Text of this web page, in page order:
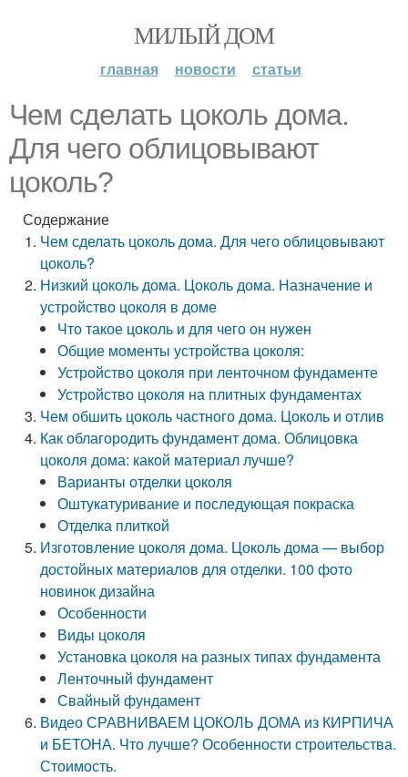
МИЛЫЙ ДОМ
главная новости статьи
Чем сделать цоколь дома.
Для чего облицовывают
цоколь?
Содержание
Чем сделать цоколь дома. Для чего облицовывают
цоколь?
Низкий цоколь дома. Цоколь дома. Назначение и
устройство цоколя в доме
Что такое цоколь и для чего он нужен
Общие моменты устройства цоколя:
Устройство цоколя при ленточном фундаменте
Устройство цоколя на плитных фундаментах
Чем обшить цоколь частного дома. Цоколь и отлив
Как облагородить фундамент дома. Облицовка
цоколя дома: какой материал лучше?
Варианты отделки цоколя
Оштукатуривание и последующая покраска
Отделка плиткой
Изготовление цоколя дома. Цоколь дома — выбор
достойных материалов для отделки. 100 фото
новинок дизайна
Особенности
Виды цоколя
Установка цоколя на разных типах фундамента
Ленточный фундамент
Свайный фундамент
Видео СРАВНИВАЕМ ЦОКОЛЬ ДОМА из КИРПИЧА
и БЕТОНА. Что лучше? Особенности строительства.
Стоимость.